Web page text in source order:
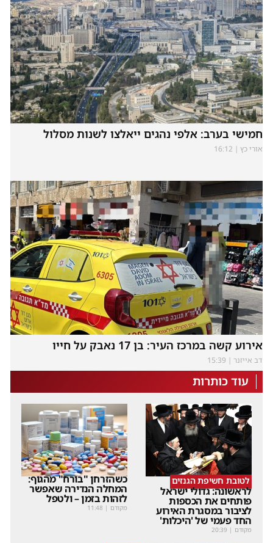
חמישי בערב: אלפי נהגים ייאלצו לשנות מסלול
אורי כץ
אירוע קשה במרכז העיר: בן 17 נאבק על חייו
דב אייזנר
עוד כותרות
לטובת חשיפת הגנזים
לראשונה: גדולי ישראל
פותחים את הכספות
לציבור במסגרת האירוע
החד פעמי של 'היכלות'
מקודם |
20:39
כשהזרחן "בורח" מהגוף:
המחלה הנדירה שאפשר
לזהות בזמן – ולטפל
מקודם |
11:48